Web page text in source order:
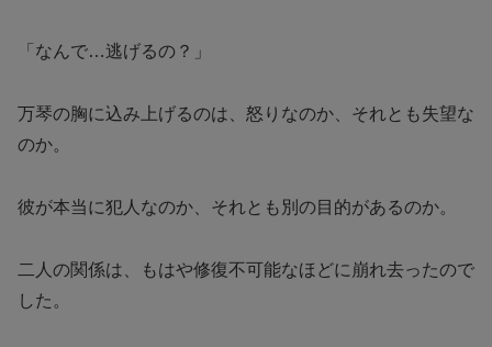
「なんで…逃げるの？」
万琴の胸に込み上げるのは、怒りなのか、それとも失望な
のか。
彼が本当に犯人なのか、それとも別の目的があるのか。
二人の関係は、もはや修復不可能なほどに崩れ去ったので
した。